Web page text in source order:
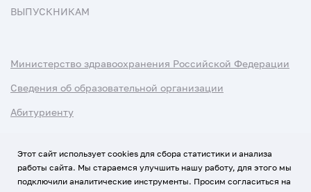
ВЫПУСКНИКАМ
Министерство здравоохранения Российской Федерации
Сведения об образовательной организации
Абитуриенту
Этот сайт использует cookies для сбора статистики и анализа
работы сайта. Мы стараемся улучшить нашу работу, для этого мы
подключили аналитические инструменты. Просим согласиться на